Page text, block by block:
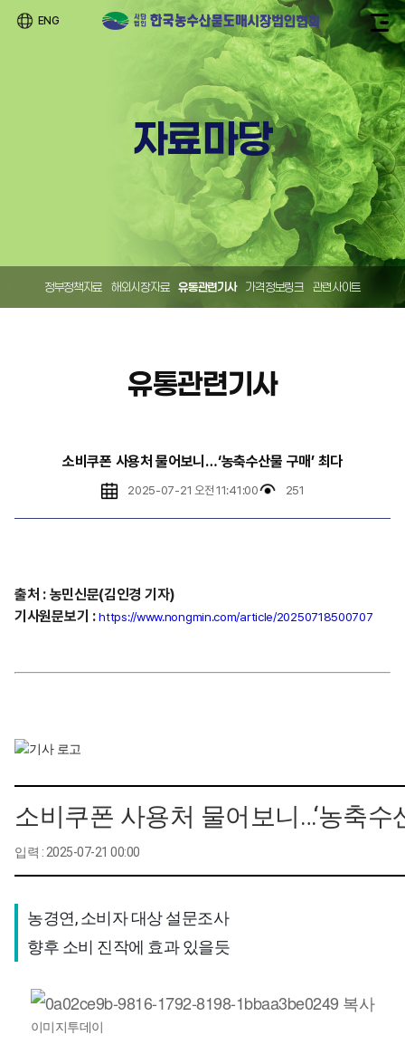
ENG
자료마당
정부정책자료 해외시장자료 유통관련기사 가격정보링크 관련사이트
유통관련기사
소비쿠폰 사용처 물어보니…‘농축수산물 구매’ 최다
2025-07-21 오전 11:41:00 251
출처 : 농민신문(김인경 기자)
기사원문보기 :https://www.nongmin.com/article/20250718500707
소비쿠폰 사용처 물어보니…‘농축수
입력 : 2025-07-21 00:00
농경연, 소비자 대상 설문조사
향후 소비 진작에 효과 있을듯
이미지투데이